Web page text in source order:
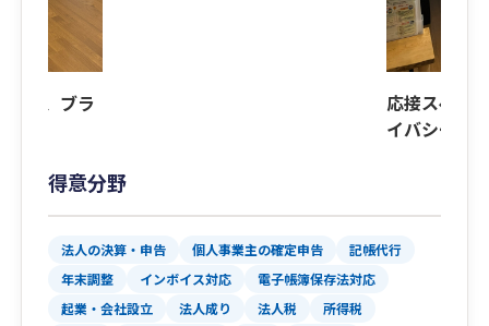
おり、ブラ
応接スペー
イバシーに
得意分野
法人の決算・申告 個人事業主の確定申告
記帳代行
年末調整
インボイス対応
電子帳簿保存法対応
起業・会社設立
法人成り 法人税
所得税